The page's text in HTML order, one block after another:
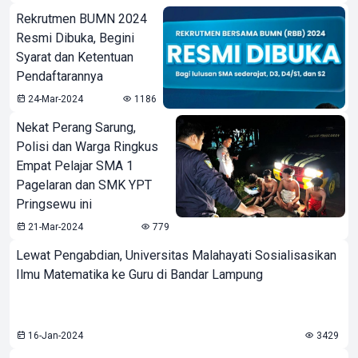
Rekrutmen BUMN 2024
Resmi Dibuka, Begini
Syarat dan Ketentuan
Pendaftarannya
24-Mar-2024 1186
Nekat Perang Sarung,
Polisi dan Warga Ringkus
Empat Pelajar SMA 1
Pagelaran dan SMK YPT
Pringsewu ini
21-Mar-2024 779
Lewat Pengabdian, Universitas Malahayati Sosialisasikan
Ilmu Matematika ke Guru di Bandar Lampung
16-Jan-2024 3429